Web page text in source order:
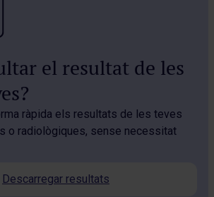
el resultat de les
ràpida els resultats de les teves
o radiològiques, sense necessitat
Descarregar resultats